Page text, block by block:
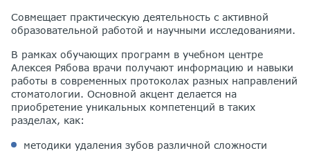
Совмещает практическую деятельность с активной
образовательной работой и научными исследованиями.
В рамках обучающих программ в учебном центре
Алексея Рябова врачи получают информацию и навыки
работы в современных протоколах разных направлений
стоматологии. Основной акцент делается на
приобретение уникальных компетенций в таких
разделах, как:
методики удаления зубов различной сложности